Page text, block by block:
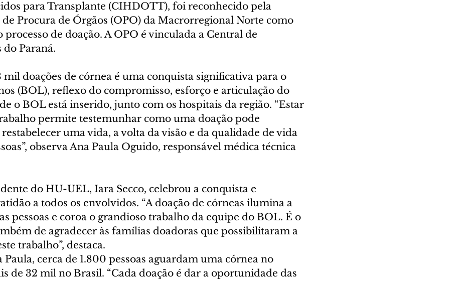
para Transplante (CIHDOTT), foi reconhecido pela
Procura de Órgãos (OPO) da Macrorregional Norte como
de doação. A OPO é vinculada a Central de
Paraná.
mil doações de córnea é uma conquista significativa para o
(BOL), reflexo do compromisso, esforço e articulação do
o BOL está inserido, junto com os hospitais da região. “Estar
permite testemunhar como uma doação pode
uma vida, a volta da visão e da qualidade de vida
observa Ana Paula Oguido, responsável médica técnica
do HU-UEL, Iara Secco, celebrou a conquista e
a todos os envolvidos. “A doação de córneas ilumina a
pessoas e coroa o grandioso trabalho da equipe do BOL. É o
de agradecer às famílias doadoras que possibilitaram a
trabalho”, destaca.
Paula, cerca de 1.800 pessoas aguardam uma córnea no
de 32 mil no Brasil. “Cada doação é dar a oportunidade das